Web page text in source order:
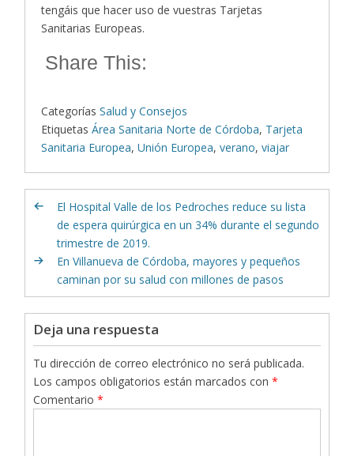
tengáis que hacer uso de vuestras Tarjetas
Sanitarias Europeas.
Share This:
Categorías Salud y Consejos
Etiquetas Área Sanitaria Norte de Córdoba, Tarjeta
Sanitaria Europea,Unión Europea,verano,viajar
El Hospital Valle de los Pedroches reduce su lista
de espera quirúrgica en un 34% durante el segundo
trimestre de 2019.
En Villanueva de Córdoba, mayores y pequeños
caminan por su salud con millones de pasos
Deja una respuesta
Tu dirección de correo electrónico no será publicada.
Los campos obligatorios están marcados con*
Comentario*